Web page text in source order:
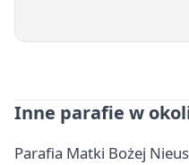
Inne parafie w
Parafia Matki Bożej